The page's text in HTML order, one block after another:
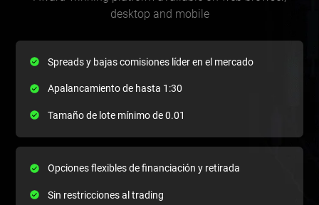
desktop and mobile
Spreads y bajas comisiones líder en el mercado
Apalancamiento de hasta 1:30
Tamaño de lote mínimo de 0.01
Opciones flexibles de financiación y retirada
Sin restricciones al trading